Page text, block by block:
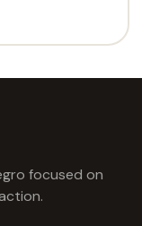
focused on